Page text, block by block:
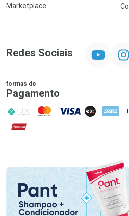
Marketplace
Redes Sociais
formas de
Pagamento
PIX MasterCard
VISA ELO AMEX
Hipercard
Promoção em